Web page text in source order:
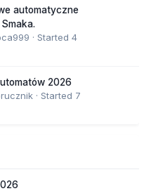
automatyczne
· Started 4
2026
· Started 7